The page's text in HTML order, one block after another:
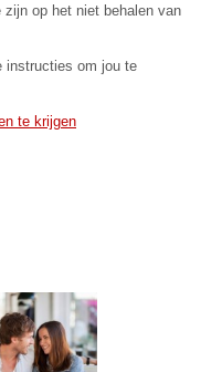
op het niet behalen van
instructies om jou te
te krijgen